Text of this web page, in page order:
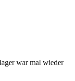
war mal wieder